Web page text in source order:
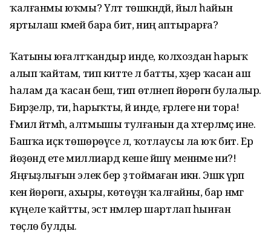
ҡалғанмы юҡмы? Үләт төшкәндәй, йыл һайын
яртылаш кәмей бара бит, ниңә аптырарға?
Ҡатыны юғалтҡандыр инде, колхоздан һарыҡ
алып ҡайтам, тип китте лә батты, хәҙер ҡасан аш
һалам да ҡасан бешә, тип өтәләнеп йөрөгән булалыр.
Бирҙеләр, ти, һарыҡты, йә инде, ғәрлеге ни тора!
Ғәмилә әйтмәһә, алтмышы тулғанын да хәтерләмәҫ ине.
Башҡа иҫкә төшөрөүсе лә, ҡотлаусы ла юҡ бит. Ер
йөҙөндә ете миллиард кеше йәшәү менәнме ни?!
Яңғыҙлығын элек бер ҙә тоймаған икән. Эшкә әүрәп
кенә йөрөгән, ахыры, көтөүҙән ҡалғайны, бар нәмәгә
күңеле ҡайтты, эстә нәмәлер шартлап һынған
төҫлө булды.